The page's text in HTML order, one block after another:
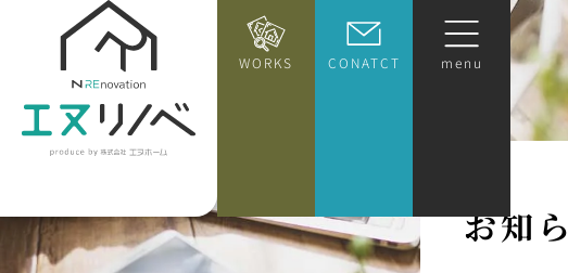
WORKS CONATCT menu
お知 ら